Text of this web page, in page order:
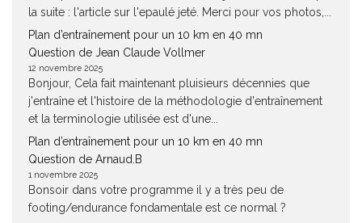
la suite : l'article sur l'epaulé jeté. Merci pour vos photos,...
Plan d’entraînement pour un 10 km en 40 mn
Question de Jean Claude Vollmer
12 novembre 2025
Bonjour, Cela fait maintenant pluisieurs décennies que
j'entraîne et l'histoire de la méthodologie d'entraînement
et la terminologie utilisée est d'une...
Plan d’entraînement pour un 10 km en 40 mn
Question de Arnaud.B
1 novembre 2025
Bonsoir dans votre programme il y a très peu de
footing/endurance fondamentale est ce normal ?